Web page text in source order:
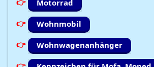
Motorrad
Wohnmobil
Wohnwagenanhänger